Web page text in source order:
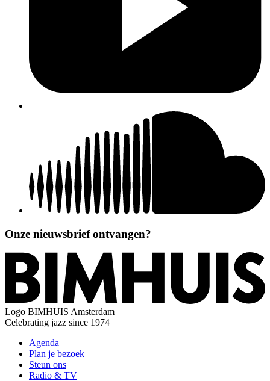
Onze nieuwsbrief ontvangen?
Logo BIMHUIS Amsterdam
Celebrating jazz since 1974
Agenda
Plan je bezoek
Steun ons
Radio & TV